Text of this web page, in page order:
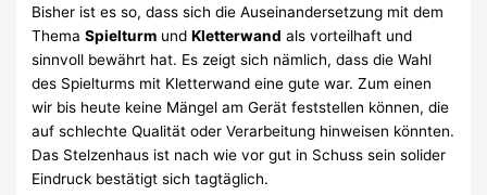
Bisher ist es so, dass sich die Auseinandersetzung mit dem
ThemaSpielturm undKletterwand als vorteilhaft und
sinnvoll bewährt hat. Es zeigt sich nämlich, dass die Wahl
des Spielturms mit Kletterwand eine gute war. Zum einen
wir bis heute keine Mängel am Gerät feststellen können, die
auf schlechte Qualität oder Verarbeitung hinweisen könnten.
Das Stelzenhaus ist nach wie vor gut in Schuss sein solider
Eindruck bestätigt sich tagtäglich.